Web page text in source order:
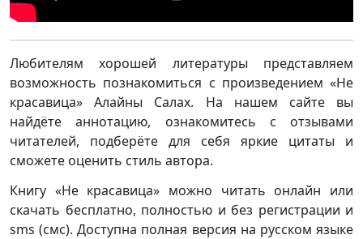
Любителям хорошей литературы представляем
возможность познакомиться с произведением «Не
красавица» Алайны Салах. На нашем сайте вы
найдёте аннотацию, ознакомитесь с отзывами
читателей, подберёте для себя яркие цитаты и
сможете оценить стиль автора.
Книгу «Не красавица» можно читать онлайн или
скачать бесплатно, полностью и без регистрации и
sms (смс). Доступна полная версия на русском языке